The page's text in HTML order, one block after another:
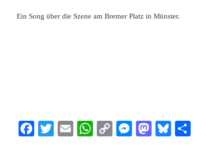
Ein Song über die Szene am Bremer Platz in Münster.
Fa T
E
W
C
M
M
Bl